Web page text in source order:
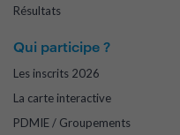
Résultats
Qui participe ?
Les inscrits 2026
La carte interactive
PDMIE / Groupements